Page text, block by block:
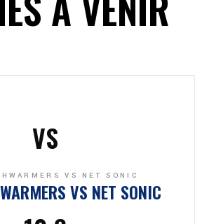
VS
VS NET SONIC
VS NET SONIC